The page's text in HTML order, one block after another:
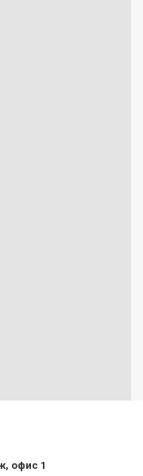
офис 1